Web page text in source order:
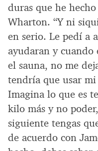
duras que he
Wharton. “Y ni
en serio. Le pedí a
ayudaran y cuando
el sauna, no me
tendría que usar
Imagina lo que es
kilo más y no
siguiente tengas
de acuerdo con